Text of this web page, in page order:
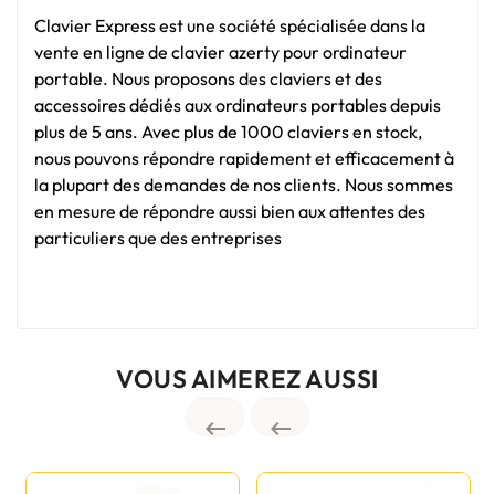
Clavier Express est une société spécialisée dans la
vente en ligne de clavier azerty pour ordinateur
portable. Nous proposons des claviers et des
accessoires dédiés aux ordinateurs portables depuis
plus de 5 ans. Avec plus de 1000 claviers en stock,
nous pouvons répondre rapidement et efficacement à
la plupart des demandes de nos clients. Nous sommes
en mesure de répondre aussi bien aux attentes des
particuliers que des entreprises
VOUS AIMEREZ AUSSI
 